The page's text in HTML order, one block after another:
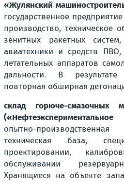
«Жулянский
государственное
производство, техническое
зенитных ракетных
авиатехники и средств
летательных аппаратов
дальности. В
повторная обширная
склад горюче-смазочных
опытно-
техническая база,
проектировании,
обслуживании
Хранящиеся на объекте